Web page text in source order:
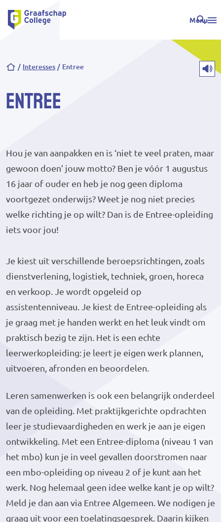
Menu
Kruimelpad
Interesses Entree
Entree
Hou je van aanpakken en is ‘niet te veel praten, maar
gewoon doen’ jouw motto? Ben je vóór 1 augustus
16 jaar of ouder en heb je nog geen diploma
voortgezet onderwijs? Weet je nog niet precies
welke richting je op wilt? Dan is de Entree-opleiding
iets voor jou!
Je kiest uit verschillende beroepsrichtingen, zoals
dienstverlening, logistiek, techniek, groen, horeca
en verkoop. Je wordt opgeleid op
assistentenniveau. Je kiest de Entree-opleiding als
je graag met je handen werkt en het leuk vindt om
praktisch bezig te zijn. Het is een echte
leerwerkopleiding: je leert je eigen werk plannen,
uitvoeren, afronden en beoordelen.
Leren samenwerken is ook een belangrijk onderdeel
van de opleiding. Met praktijkgerichte opdrachten
leer je studievaardigheden en werk je aan je eigen
ontwikkeling. Met een Entree-diploma (niveau 1 van
het mbo) kun je in veel gevallen doorstromen naar
een mbo-opleiding op niveau 2 of je kunt aan het
werk. Nog helemaal geen idee welke kant je op wilt?
Meld je dan aan via Entree Algemeen. We nodigen je
graag uit voor een toelatingsgesprek. Daarin kijken